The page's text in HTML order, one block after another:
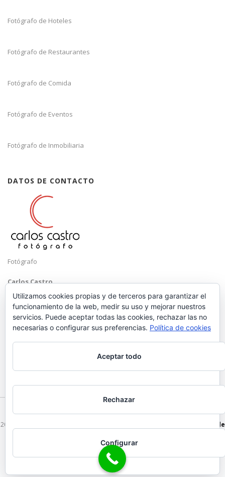
Fotógrafo de Hoteles
Fotógrafo de Restaurantes
Fotógrafo de Comida
Fotógrafo de Eventos
Fotógrafo de Inmobiliaria
DATOS DE CONTACTO
Fotógrafo
Carlos Castro
Málaga
Mobile: +34 652 83 71 98
hola@carloscastrofotografo.com
2026 © Carlos Castro Fotógrafo - hola@carloscastrofotografo.com -
Vídeo de
Utilizamos cookies propias y de terceros para garantizar el
funcionamiento de la web, medir su uso y mejorar nuestros
servicios. Puede aceptar todas las cookies, rechazar las no
necesarias o configurar sus preferencias. Política de cookies
Aceptar todo
Rechazar
Configurar